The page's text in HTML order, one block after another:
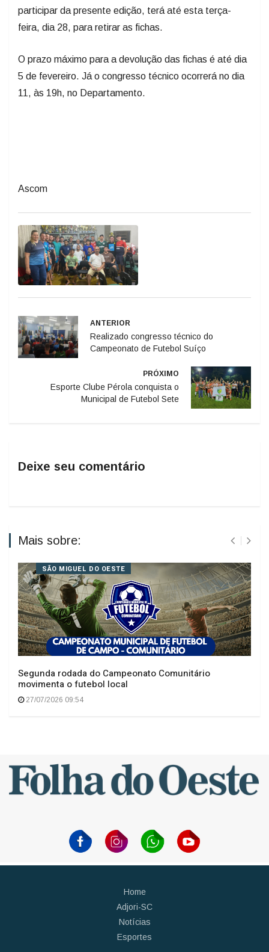
participar da presente edição, terá até esta terça-
feira, dia 28, para retirar as fichas.
O prazo máximo para a devolução das fichas é até dia
5 de fevereiro. Já o congresso técnico ocorrerá no dia
11, às 19h, no Departamento.
Ascom
ANTERIOR
Realizado congresso técnico do
Campeonato de Futebol Suíço
PRÓXIMO
Esporte Clube Pérola conquista o
Municipal de Futebol Sete
Deixe seu comentário
Mais sobre:
SÃO MIGUEL DO OESTE
Segunda rodada do Campeonato Comunitário
movimenta o futebol local
27/07/2026 09:54
Home
Adjori-SC
Notícias
Esportes